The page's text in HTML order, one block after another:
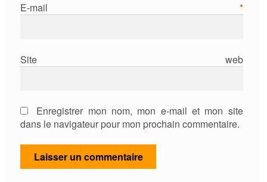
E-mail *
Site web
Enregistrer mon nom, mon e-mail et mon site
dans le navigateur pour mon prochain commentaire.